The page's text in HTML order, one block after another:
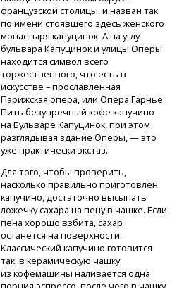
французской столицы, и назван так
по имени стоявшего здесь женского
монастыря капуцинок. А на углу
бульвара Капуцинок и улицы Оперы
находится символ всего
торжественного, что есть в
искусстве – прославленная
Парижская опера, или Опера Гарнье.
Пить безупречный кофе капучино
на Бульваре Капуцинок, при этом
разглядывая здание Оперы, — это
уже практически экстаз.
Для того, чтобы проверить,
насколько правильно приготовлен
капучино, достаточно высыпать
ложечку сахара на пену в чашке. Если
пена хорошо взбита, сахар
останется на поверхности.
Классический капучино готовится
так: в керамическую чашку
из кофемашины наливается одна